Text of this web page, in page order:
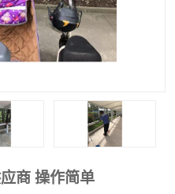
商 操作简单